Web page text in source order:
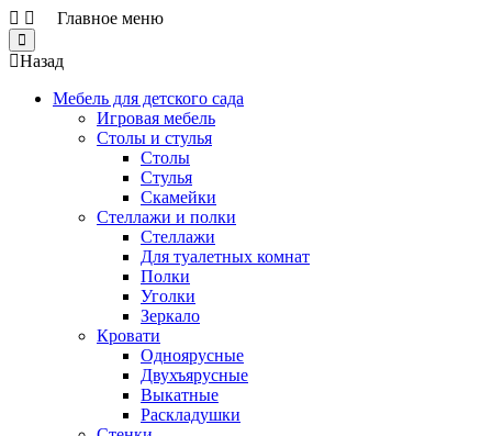
Главное меню
Close
Назад
Мебель для детского сада
Игровая мебель
Столы и стулья
Столы
Стулья
Скамейки
Стеллажи и полки
Стеллажи
Для туалетных комнат
Полки
Уголки
Зеркало
Кровати
Одноярусные
Двухъярусные
Выкатные
Раскладушки